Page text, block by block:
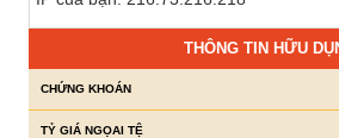
THÔNG TIN HỮU
CHỨNG KHOÁN
TỶ GIÁ NGỌAI TỆ